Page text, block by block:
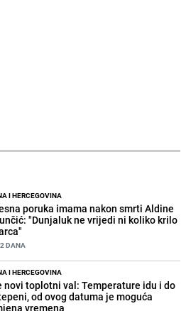
I HERCEGOVINA
poruka imama nakon smrti Aldine
"Dunjaluk ne vrijedi ni koliko krilo
DANA
I HERCEGOVINA
novi toplotni val: Temperature idu i do
od ovog datuma je moguća
vremena